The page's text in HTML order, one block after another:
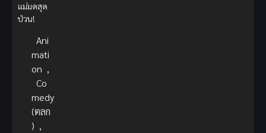
แม่มดสุด
ป่วน!
Ani
mati
on ,
Co
medy
(ตลก
) ,